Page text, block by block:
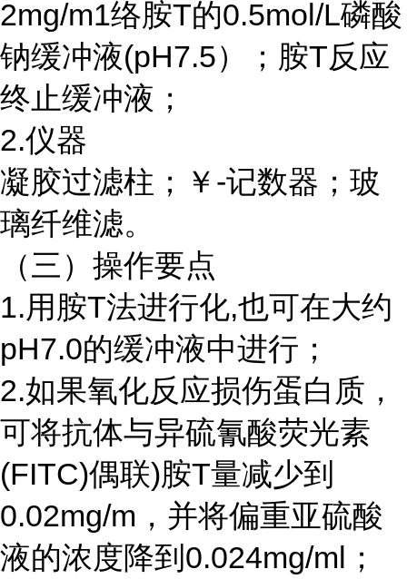
2mg/m1络胺T的0.5mol/L磷酸
钠缓冲液(pH7.5）；胺T反应
终止缓冲液；
2.仪器
凝胶过滤柱；￥ -记数器；玻
璃纤维滤。
（三）操作要点
1.用胺T法进行化,也可在大约
pH7.0的缓冲液中进行；
2.如果氧化反应损伤蛋白质，
可将抗体与异硫氰酸荧光素
(FITC)偶联)胺T量减少到
0.02mg/m，并将偏重亚硫酸
液的浓度降到0.024mg/ml；